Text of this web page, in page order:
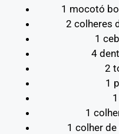
1 mocotó
2 colheres
1
4
2
1
1
1 colher